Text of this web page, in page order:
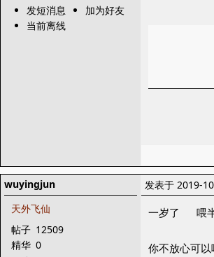
发短消息
加为好友
当前离线
wuyingjun
天外飞仙
帖子 12509
精华 0
发表于 2019-
一岁了 喂
你不放心可